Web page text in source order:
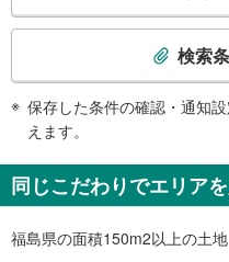
検
知
を
け
検索
保存した条件の確認・通知
えます。
同じこだわりでエリア
福島県の面積150m2以上の土地